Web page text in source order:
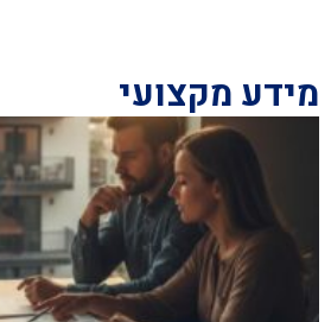
מידע מקצועי